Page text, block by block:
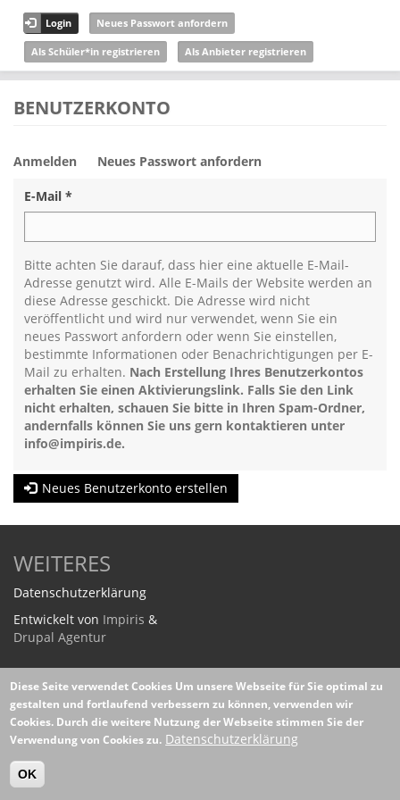
Direkt zum Inhalt
Login Neues Passwort anfordern
Als Schüler*in registrieren Als Anbieter registrieren
BENUTZERKONTO
Haupt-Reiter
Anmelden Neues Passwort anfordern
E-Mail *
Bitte achten Sie darauf, dass hier eine aktuelle E-Mail-
Adresse genutzt wird. Alle E-Mails der Website werden an
diese Adresse geschickt. Die Adresse wird nicht
veröffentlicht und wird nur verwendet, wenn Sie ein
neues Passwort anfordern oder wenn Sie einstellen,
bestimmte Informationen oder Benachrichtigungen per E-
Mail zu erhalten. Nach Erstellung Ihres Benutzerkontos
erhalten Sie einen Aktivierungslink. Falls Sie den Link
nicht erhalten, schauen Sie bitte in Ihren Spam-Ordner,
andernfalls können Sie uns gern kontaktieren unter
info@impiris.de.
Neues Benutzerkonto erstellen
WEITERES
Datenschutzerklärung
Entwickelt von Impiris &
Drupal Agentur
Diese Seite verwendet Cookies Um unsere Webseite für Sie optimal zu
gestalten und fortlaufend verbessern zu können, verwenden wir
Cookies. Durch die weitere Nutzung der Webseite stimmen Sie der
Verwendung von Cookies zu. Datenschutzerklärung
OK